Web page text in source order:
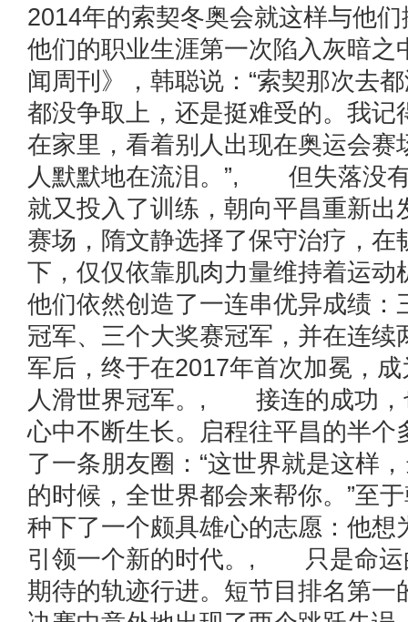
2014年的索契冬奥会就这样与他
他们的职业生涯第一次陷入灰暗之
闻周刊》，韩聪说：“索契那次去
都没争取上，还是挺难受的。我记
在家里，看着别人出现在奥运会赛
人默默地在流泪。”, 但失落没
就又投入了训练，朝向平昌重新出
赛场，隋文静选择了保守治疗，在
下，仅仅依靠肌肉力量维持着运动
他们依然创造了一连串优异成绩：
冠军、三个大奖赛冠军，并在连续
军后，终于在2017年首次加冕，
人滑世界冠军。, 接连的成功，
心中不断生长。启程往平昌的半个
了一条朋友圈：“这世界就是这样
的时候，全世界都会来帮你。”至
种下了一个颇具雄心的志愿：他想
引领一个新的时代。, 只是命运
期待的轨迹行进。短节目排名第一